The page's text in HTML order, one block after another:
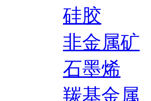
硅胶
非金属矿
石墨烯
羰基金属